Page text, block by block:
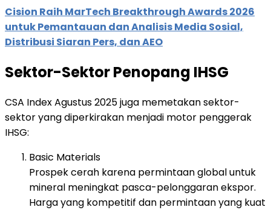
Cision Raih MarTech Breakthrough Awards 2026
untuk Pemantauan dan Analisis Media Sosial,
Distribusi Siaran Pers, dan AEO
Sektor-Sektor Penopang IHSG
CSA Index Agustus 2025 juga memetakan sektor-
sektor yang diperkirakan menjadi motor penggerak
IHSG:
Basic Materials
Prospek cerah karena permintaan global untuk
mineral meningkat pasca-pelonggaran ekspor.
Harga yang kompetitif dan permintaan yang kuat